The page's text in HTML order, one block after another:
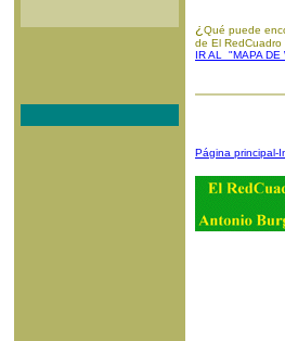
¿ Qué puede
de El RedCuadro
IR AL "MAPA DE
Página principal-